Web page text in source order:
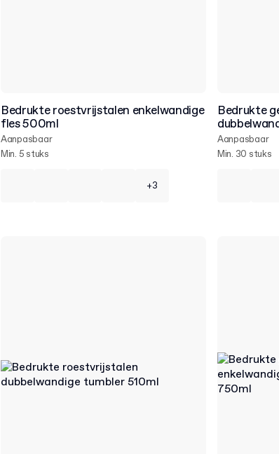
Bedrukte roestvrijstalen enkelwandige
fles 500ml
Aanpasbaar
Min. 5 stuks
+3
Bedrukte
Aanpasbaar
Min. 30 stuks